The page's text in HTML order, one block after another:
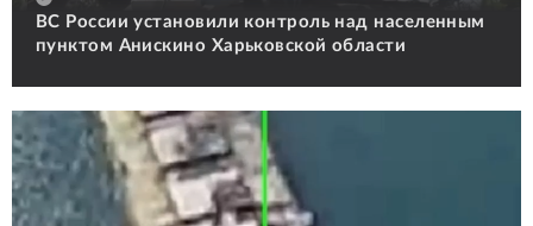
ВС России установили контроль над населенным
пунктом Анискино Харьковской области